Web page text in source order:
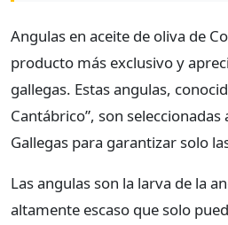
Angulas en aceite de oliva de
producto más exclusivo y
gallegas. Estas angulas,
Cantábrico”, son seleccionadas
Gallegas para garantizar solo
Las angulas son la larva de la
altamente escaso que solo